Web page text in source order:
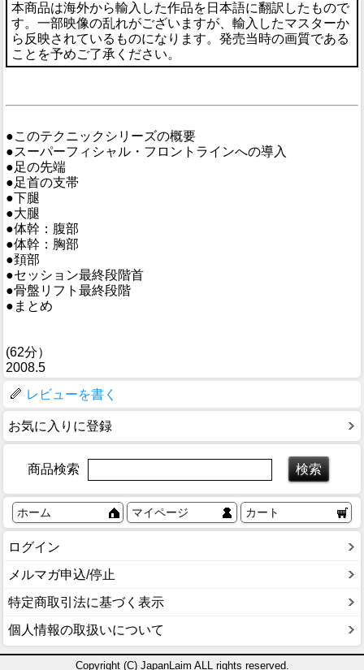
本商品は海外から輸入した作品を日本語に翻訳したもので
す。一部映像の乱れがございますが、輸入したマスターか
ら反映されているものになります。発売当時の画質である
ことを予めご了承ください。
●このテクニックシリーズの概要
●スーパーフィシャル・フロントラインへの導入
●足の先端
●足首の支帯
●下腿
●大腿
●体幹：腹部
●体幹：胸部
●頚部
●セッション最終段階首
●骨盤リフト最終段階
●まとめ
(62分）
2008.5
レビューを書く
お気に入りに登録
商品検索
ホーム マイページ カート
ログイン
メルマガ申込/停止
特定商取引法に基づく表示
個人情報の取扱いについて
Copyright (C) JapanLaim ALL rights reserved.